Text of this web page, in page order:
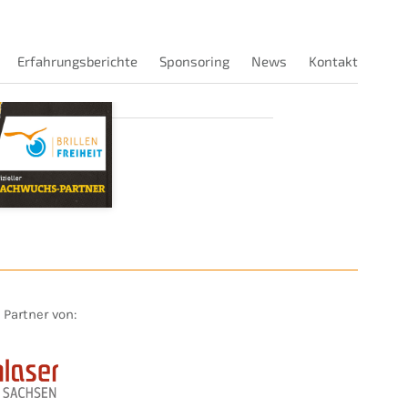
Erfahrungsberichte Sponsoring News Kontakt
von: